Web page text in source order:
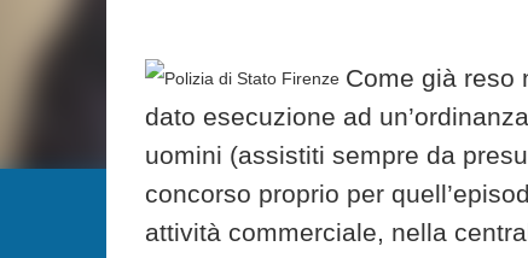
Come già reso
dato esecuzione ad
uomini (assistiti sempre da
concorso proprio per
attività commerciale, nella